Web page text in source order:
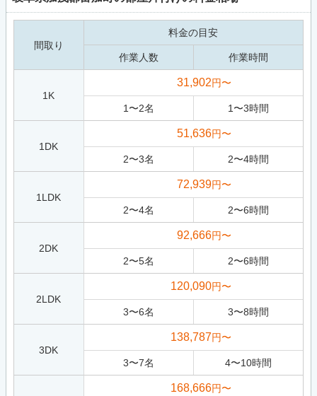
間取り
料金の目安
作業人数 作業時間
1K
31,902円〜
1〜2名 1〜3時間
1DK
51,636円〜
2〜3名 2〜4時間
1LDK
72,939円〜
2〜4名 2〜6時間
2DK
92,666円〜
2〜5名 2〜6時間
2LDK
120,090円〜
3〜6名 3〜8時間
3DK
138,787円〜
3〜7名 4〜10時間
168,666円〜